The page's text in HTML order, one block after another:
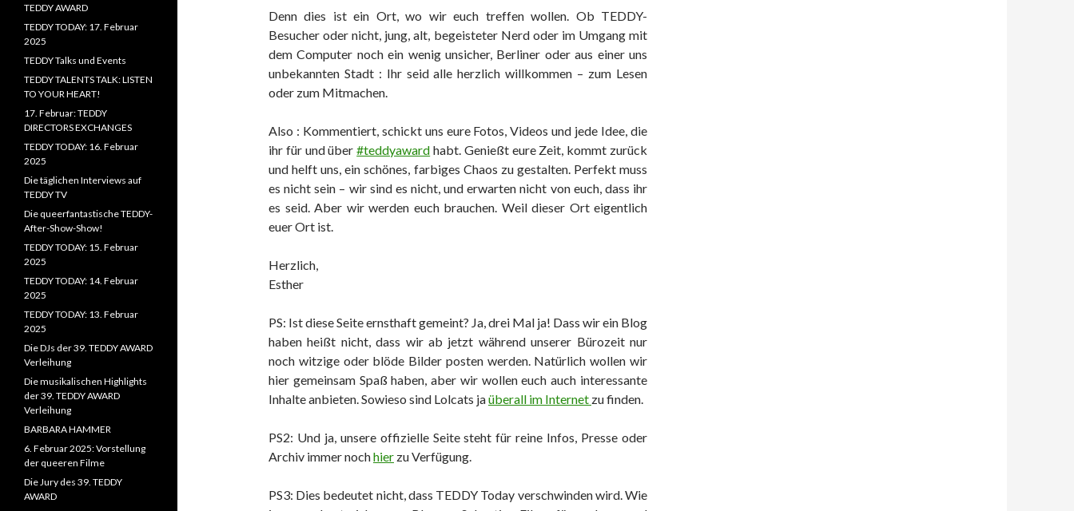
Denn dies ist ein Ort, wo wir euch treffen wollen. Ob TEDDY-
Besucher oder nicht, jung, alt, begeisteter Nerd oder im Umgang mit
dem Computer noch ein wenig unsicher, Berliner oder aus einer uns
unbekannten Stadt : Ihr seid alle herzlich willkommen – zum Lesen
oder zum Mitmachen.
Also : Kommentiert, schickt uns eure Fotos, Videos und jede Idee, die
ihr für und über#teddyaward habt. Genießt eure Zeit, kommt zurück
und helft uns, ein schönes, farbiges Chaos zu gestalten. Perfekt muss
es nicht sein – wir sind es nicht, und erwarten nicht von euch, dass ihr
es seid. Aber wir werden euch brauchen. Weil dieser Ort eigentlich
euer Ort ist.
Herzlich,
Esther
PS: Ist diese Seite ernsthaft gemeint? Ja, drei Mal ja! Dass wir ein Blog
haben heißt nicht, dass wir ab jetzt während unserer Bürozeit nur
noch witzige oder blöde Bilder posten werden. Natürlich wollen wir
hier gemeinsam Spaß haben, aber wir wollen euch auch interessante
Inhalte anbieten. Sowieso sind Lolcats jaüberall im Internet zu finden.
PS2: Und ja, unsere offizielle Seite steht für reine Infos, Presse oder
Archiv immer nochhier zu Verfügung.
PS3: Dies bedeutet nicht, dass TEDDY Today verschwinden wird. Wie
TEDDY AWARD
TEDDY TODAY: 17. Februar
2025
TEDDY Talks und Events
TEDDY TALENTS TALK: LISTEN
TO YOUR HEART!
17. Februar: TEDDY
DIRECTORS EXCHANGES
TEDDY TODAY: 16. Februar
2025
Die täglichen Interviews auf
TEDDY TV
Die queerfantastische TEDDY-
After-Show-Show!
TEDDY TODAY: 15. Februar
2025
TEDDY TODAY: 14. Februar
2025
TEDDY TODAY: 13. Februar
2025
Die DJs der 39. TEDDY AWARD
Verleihung
Die musikalischen Highlights
der 39. TEDDY AWARD
Verleihung
BARBARA HAMMER
6. Februar 2025: Vorstellung
der queeren Filme
Die Jury des 39. TEDDY
AWARD